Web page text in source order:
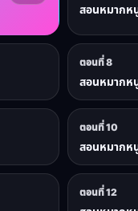
สอนหมากห
ตอนที่ 8
สอนหมากห
ตอนที่ 10
สอนหมากห
ตอนที่ 12